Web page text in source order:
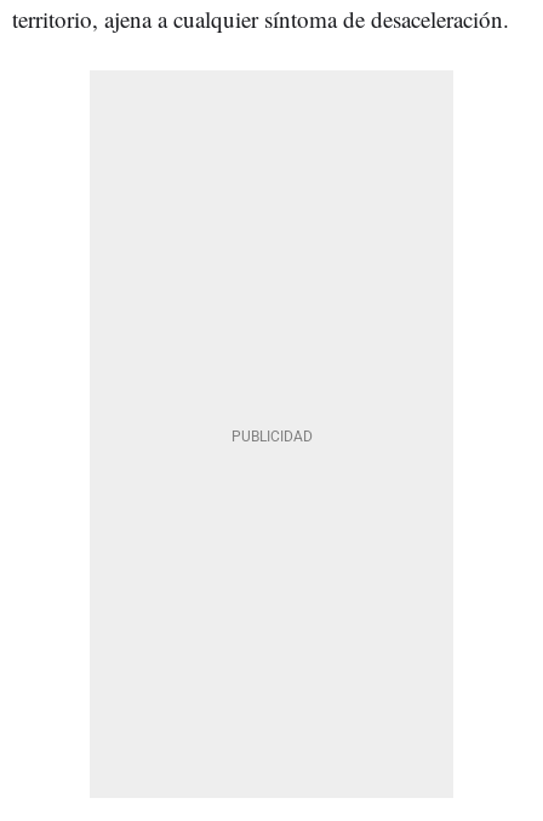
territorio, ajena a cualquier síntoma de desaceleración.